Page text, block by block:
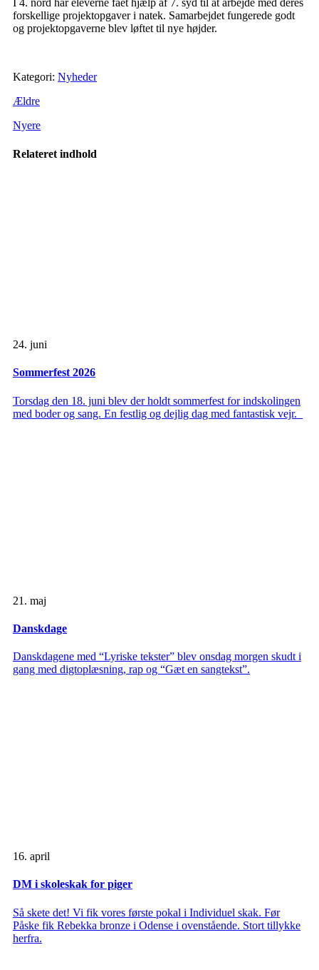
I 4. nord har eleverne fået hjælp af 7. syd til at arbejde med deres
forskellige projektopgaver i natek. Samarbejdet fungerede godt
og projektopgaverne blev løftet til nye højder.
Kategori: Nyheder
Ældre
Nyere
Relateret indhold
24. juni
Sommerfest 2026
Torsdag den 18. juni blev der holdt sommerfest for indskolingen
med boder og sang. En festlig og dejlig dag med fantastisk vejr.
21. maj
Danskdage
Danskdagene med “Lyriske tekster” blev onsdag morgen skudt i
gang med digtoplæsning, rap og “Gæt en sangtekst”.
16. april
DM i skoleskak for piger
Så skete det! Vi fik vores første pokal i Individuel skak. Før
Påske fik Rebekka bronze i Odense i ovenstående. Stort tillykke
herfra.